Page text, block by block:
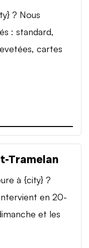
? Nous
: standard,
cartes
Tramelan
à {city} ?
en 20-
et les